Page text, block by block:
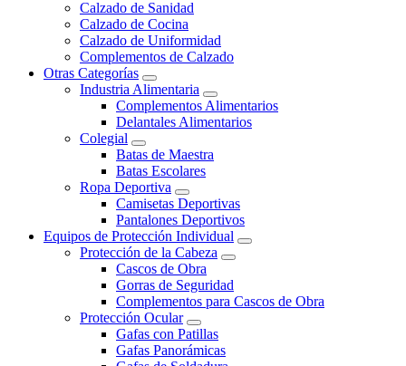
Calzado de Sanidad
Calzado de Cocina
Calzado de Uniformidad
Complementos de Calzado
Otras Categorías
Industria Alimentaria
Complementos Alimentarios
Delantales Alimentarios
Colegial
Batas de Maestra
Batas Escolares
Ropa Deportiva
Camisetas Deportivas
Pantalones Deportivos
Equipos de Protección Individual
Protección de la Cabeza
Cascos de Obra
Gorras de Seguridad
Complementos para Cascos de Obra
Protección Ocular
Gafas con Patillas
Gafas Panorámicas